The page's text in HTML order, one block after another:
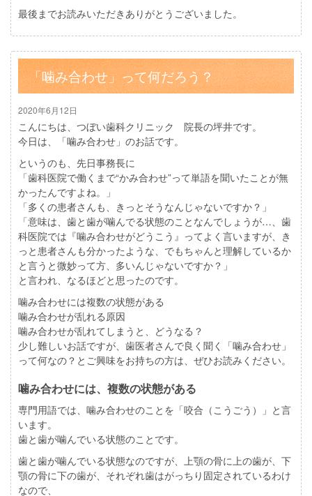
最後までお読みいただきありがとうございました。
「噛み合わせ」って何だろう？
2020年6月12日
こんにちは、つぼい歯科クリニック 院長の坪井です。
今日は、「噛み合わせ」のお話です。
というのも、先日事務長に
「歯科医院で働くまで“かみ合わせ”って単語を聞いたことが無
かったんですよね。」
「多くの患者さんも、きっとそうなんじゃないですか？」
「意味は、歯と歯が噛んでる状態のことなんでしょうが…、歯
科医院では『噛み合わせがどうこう』ってよく言いますが、き
っと患者さんも分かったような、でもちゃんと理解しているか
と言うと微妙って方、多いんじゃないですか？」
と言われ、なるほどと思ったのです。
噛み合わせには複数の状態がある
噛み合わせが乱れる原因
噛み合わせが乱れてしまうと、どうなる？
少し難しいお話ですが、歯医者さんで良く聞く「噛み合わせ」
って何なの？とご興味をお持ちの方は、ぜひお読みください。
噛み合わせには、複数の状態がある
専門用語では、噛み合わせのことを「咬合（こうごう）」と言
います。
歯と歯が噛んでいる状態のことです。
歯と歯が噛んでいる状態なのですが、上顎の骨に上の歯が、下
顎の骨に下の歯が、それぞれ歯はがっちり固定されているわけ
なので、